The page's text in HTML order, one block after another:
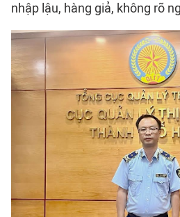
nhập lậu, hàng giả, không rõ